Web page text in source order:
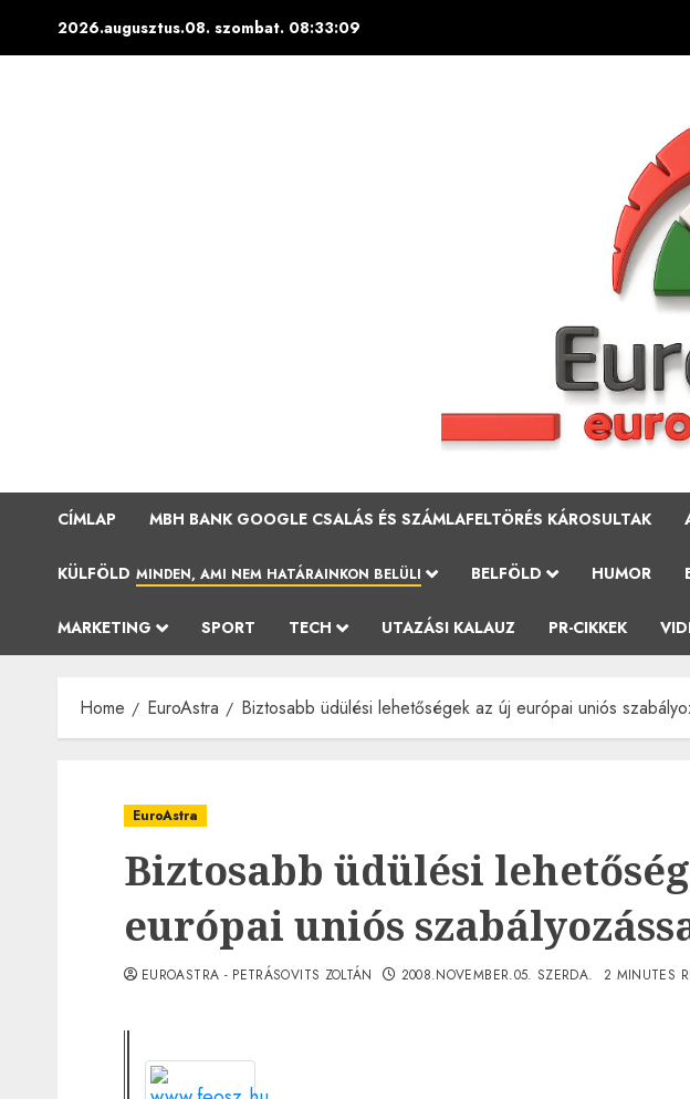
2026.augusztus.08. szombat. 08:33:10
CÍMLAP MBH BANK GOOGLE CSALÁS ÉS SZÁMLAFELTÖRÉS KÁROSULTAK
KÜLFÖLD MINDEN, AMI NEM HATÁRAINKON BELÜLI BELFÖLD HUMOR
MARKETING SPORT TECH UTAZÁSI KALAUZ PR-CIKKEK
Home EuroAstra Biztosabb üdülési lehetőségek az új európai uniós
EuroAstra
Biztosabb üdülési
európai uniós
EUROASTRA - PETRÁSOVITS ZOLTÁN 2008.NOVEMBER.05. SZERDA. 2 MINUTES